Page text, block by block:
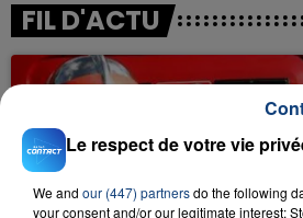
FIL D'ACTU
Le respect de votre vie
We and our (447) partnersdo the following
your consent and/or our legitimate interest: